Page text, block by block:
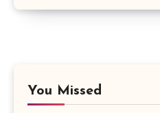
You Missed